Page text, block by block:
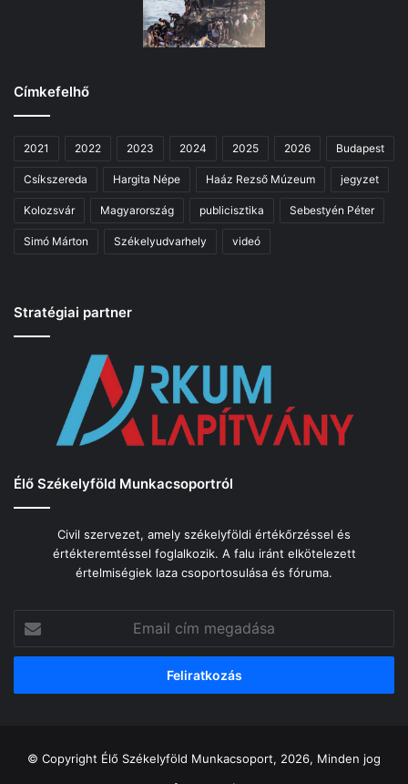
Címkefelhő
2021 2022 2023 2024 2025 2026 Budapest
Csíkszereda Hargita Népe Haáz Rezső Múzeum jegyzet
Kolozsvár Magyarország publicisztika Sebestyén Péter
Simó Márton Székelyudvarhely videó
Stratégiai partner
Élő Székelyföld Munkacsoportról
Civil szervezet, amely székelyföldi értékőrzéssel és
értékteremtéssel foglalkozik. A falu iránt elkötelezett
értelmiségiek laza csoportosulása és fóruma.
cím
megadása
© Copyright Élő Székelyföld Munkacsoport, 2026, Minden jog